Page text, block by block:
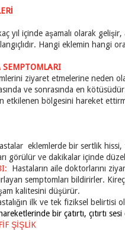
yıl içinde aşamalı olarak
Hangi eklemin hangi
SEMPTOMLARI
ziyaret etmelerine neden
ve sonrasında en
etkilenen bölgesini hareket
eklemlerde bir sertlik hissi,
görülür ve dakikalar içinde
Hastaların aile doktorlarını
semptomları bildirirler.
kalitesini düşürür.
ilk ve tek fiziksel belirtisi
bir çatırtı, çıtırtı
ŞİŞLİK